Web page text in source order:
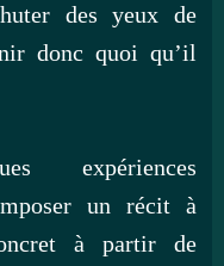
des yeux de
donc quoi qu’il
expériences
un récit à
à partir de